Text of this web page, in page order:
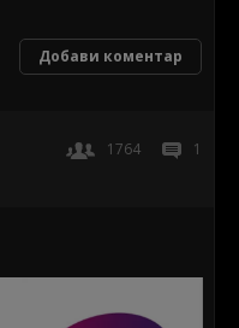
Добави коментар
1764 1